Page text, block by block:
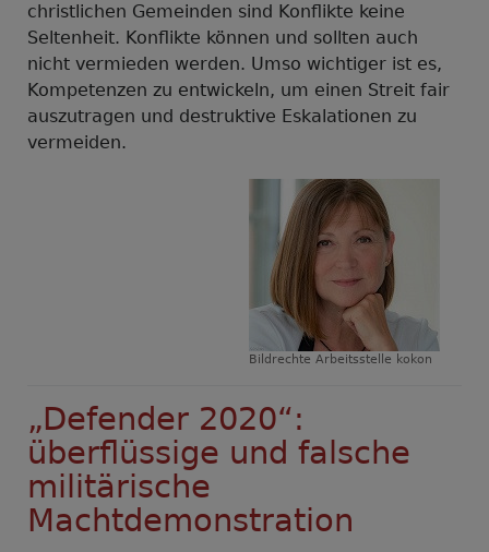
christlichen Gemeinden sind Konflikte keine
Seltenheit. Konflikte können und sollten auch
nicht vermieden werden. Umso wichtiger ist es,
Kompetenzen zu entwickeln, um einen Streit fair
auszutragen und destruktive Eskalationen zu
vermeiden.
Bildrechte Arbeitsstelle kokon
„Defender 2020“:
überflüssige und falsche
militärische
Machtdemonstration